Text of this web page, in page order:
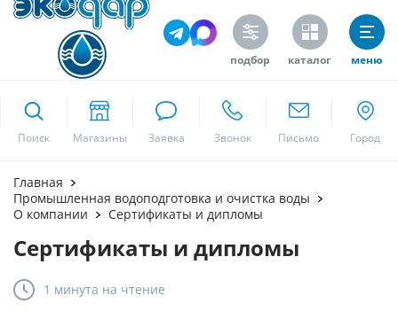
подбор каталог меню
Поиск
Главная
Промышленная водоподготовка и очистка воды
О компании
Сертификаты и дипломы
Сертификаты и дипломы
1 минута на чтение